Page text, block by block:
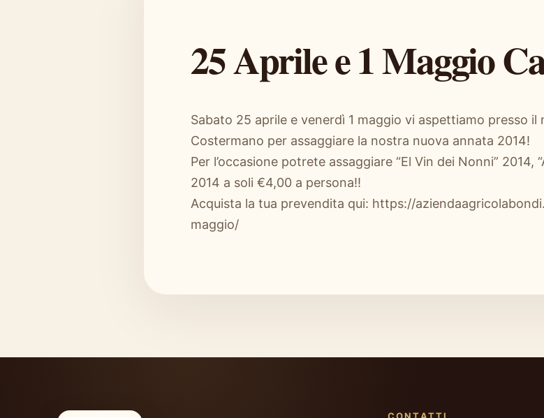
25 Aprile e 1 Maggio
Sabato 25 aprile e venerdì 1 maggio vi aspettiamo presso
Costermano per assaggiare la nostra nuova annata 2014!
Per l’occasione potrete assaggiare “El Vin dei Nonni” 2014,
2014 a soli €4,00 a persona!!
Acquista la tua prevendita qui: https://
maggio/
CONTATTI